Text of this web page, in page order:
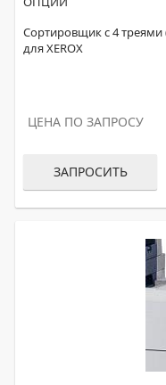
Сортировщик с 4 треями
для XEROX
ЦЕНА ПО ЗАПРОСУ
ЗАПРОСИТЬ